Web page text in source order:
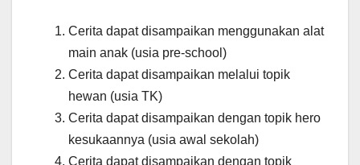
Cerita dapat disampaikan menggunakan alat
main anak (usia pre-school)
Cerita dapat disampaikan melalui topik
hewan (usia TK)
Cerita dapat disampaikan dengan topik hero
kesukaannya (usia awal sekolah)
Cerita dapat disampaikan dengan topik